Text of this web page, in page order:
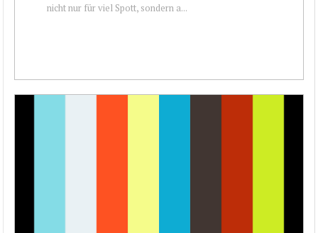
nicht nur für viel Spott, sondern a...